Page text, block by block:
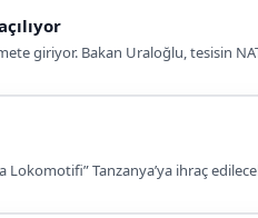
giriyor. Bakan Uraloğlu, tesisin
Lokomotifi” Tanzanya’ya ihraç